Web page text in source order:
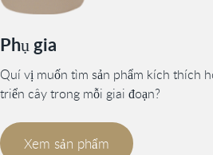
Phụ gia
Quí vị muốn tìm sản phẩm kích thích
triển cây trong mỗi giai đoạn?
Xem sản phẩm